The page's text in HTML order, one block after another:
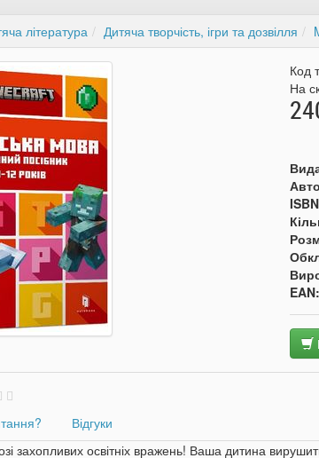
література Дитяча творчість, ігри та дозвілля
Код
На
Відгуки
захопливих освітніх вражень! Ваша дитина